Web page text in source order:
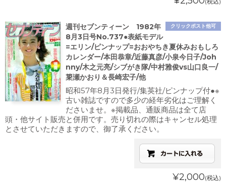
クリックポスト他可
週刊セブンティーン 1982年
8月3日号No.737●表紙モデル
=エリン/ピンナップ=おおやちき夏休みおもしろ
カレンダー/本田恭章/近藤真彦/小泉今日子/Joh
nny/木之元亮/シブがき隊/中村雅俊vs山口良一/
簗瀬かおり＆長崎宏子/他
昭和57年8月3日発行/集英社/ピンナップ付●※
古い雑誌ですので多少の経年劣化はご理解く
ださいませ。※掲載品、通販商品は全て店
頭・他サイト販売と併用です。売り切れの際はキャンセル処理
とさせていただきますので、御了承ください。
¥2,000(税込)